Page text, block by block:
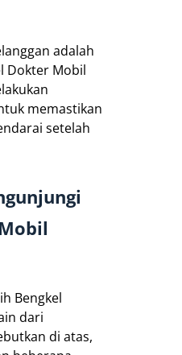
adalah
Dokter Mobil
memastikan
setelah
Bengkel
dari
di atas,